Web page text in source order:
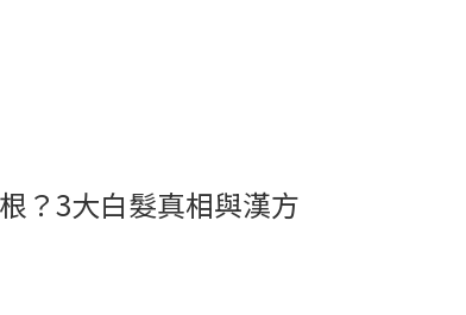
？3大白髮真相與漢方